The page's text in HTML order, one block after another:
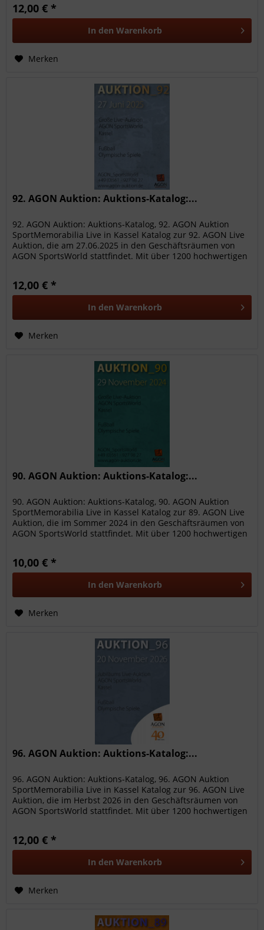
12,00 € *
In den Warenkorb
Merken
92. AGON Auktion: Auktions-Katalog:...
92. AGON Auktion: Auktions-Katalog, 92. AGON Auktion
SportMemorabilia Live in Kassel Katalog zur 92. AGON Live
Auktion, die am 27.06.2025 in den Geschäftsräumen von
AGON SportsWorld stattfindet. Mit über 1200 hochwertigen
12,00 € *
In den Warenkorb
Merken
90. AGON Auktion: Auktions-Katalog:...
90. AGON Auktion: Auktions-Katalog, 90. AGON Auktion
SportMemorabilia Live in Kassel Katalog zur 89. AGON Live
Auktion, die im Sommer 2024 in den Geschäftsräumen von
AGON SportsWorld stattfindet. Mit über 1200 hochwertigen
10,00 € *
In den Warenkorb
Merken
96. AGON Auktion: Auktions-Katalog:...
96. AGON Auktion: Auktions-Katalog, 96. AGON Auktion
SportMemorabilia Live in Kassel Katalog zur 96. AGON Live
Auktion, die im Herbst 2026 in den Geschäftsräumen von
AGON SportsWorld stattfindet. Mit über 1200 hochwertigen
12,00 € *
In den Warenkorb
Merken